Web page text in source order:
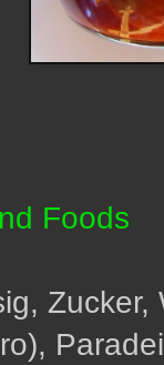
Foods
Zucker,